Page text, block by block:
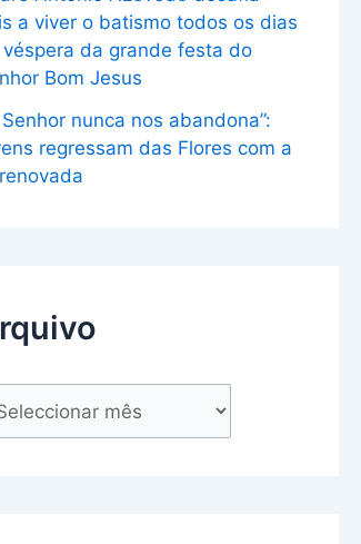
a viver o batismo todos os dias
véspera da grande festa do
Bom Jesus
Senhor nunca nos abandona”:
regressam das Flores com a